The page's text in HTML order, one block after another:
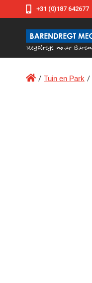
 +31 (0)187 642677
 / Tuin en Park /